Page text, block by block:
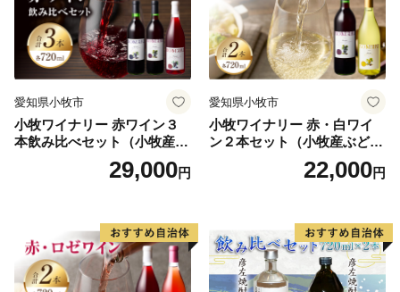
愛知県小牧市
小牧ワイナリー 赤ワイン３
本飲み比べセット（小牧産ぶ
どう100％使用）29,000円
愛知県小牧市
小牧ワイナリー 赤・白ワイ
ン２本セット（小牧産ぶどう
22,000円